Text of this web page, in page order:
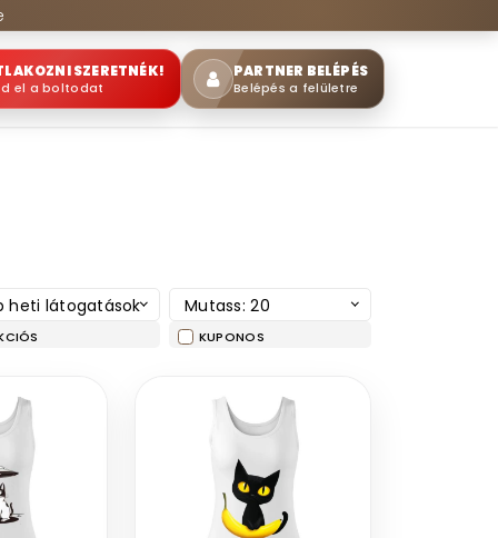
SZERETNÉK!
el a boltodat
PARTNER BELÉPÉS
Belépés a felületre
heti látogatások Mutass: 20
KUPONOS